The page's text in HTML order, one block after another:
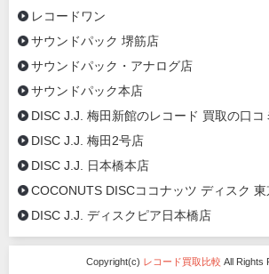
レコードワン
サウンドパック 堺筋店
サウンドパック・アナログ店
サウンドパック本店
DISC J.J. 梅田2号店
DISC J.J. 日本橋本店
COCONUTS DISCココナッツ ディスク 東
DISC J.J. ディスクピア日本橋店
Copyright(c) レコード買取比較 All Rights